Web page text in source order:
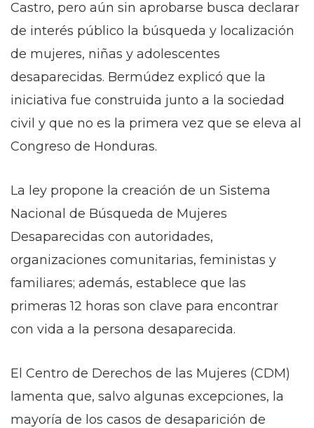
Castro, pero aún sin aprobarse busca declarar
de interés público la búsqueda y localización
de mujeres, niñas y adolescentes
desaparecidas. Bermúdez explicó que la
iniciativa fue construida junto a la sociedad
civil y que no es la primera vez que se eleva al
Congreso de Honduras.
La ley propone la creación de un Sistema
Nacional de Búsqueda de Mujeres
Desaparecidas con autoridades,
organizaciones comunitarias, feministas y
familiares; además, establece que las
primeras 12 horas son clave para encontrar
con vida a la persona desaparecida.
El Centro de Derechos de las Mujeres (CDM)
lamenta que, salvo algunas excepciones, la
mayoría de los casos de desaparición de